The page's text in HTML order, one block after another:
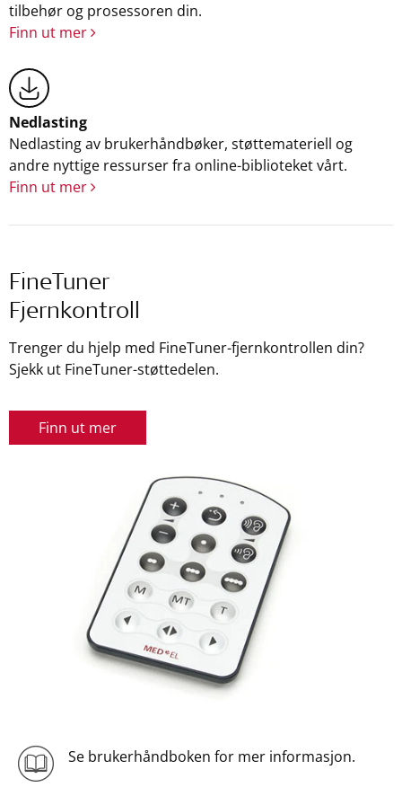
tilbehør og prosessoren din.
Finn ut mer
Nedlasting
Nedlasting av brukerhåndbøker, støttemateriell og
andre nyttige ressurser fra online-biblioteket vårt.
Finn ut mer
FineTuner
Fjernkontroll
Trenger du hjelp med FineTuner-fjernkontrollen din?
Sjekk ut FineTuner-støttedelen.
Finn ut mer
Se brukerhåndboken for mer informasjon.